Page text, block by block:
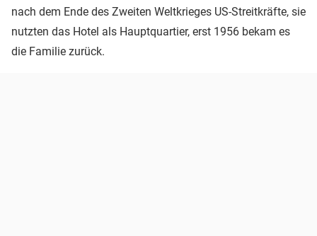
nach dem Ende des Zweiten Weltkrieges US-Streitkräfte, sie
nutzten das Hotel als Hauptquartier, erst 1956 bekam es
die Familie zurück.